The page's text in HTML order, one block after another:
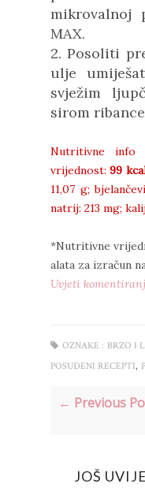
mikrovalnoj
MAX.
2. Posoliti
ulje
svježim
sirom
Nutritivne
vrijednost:99
11,07 g;
natrij: 213 mg;
*Nutritivne
alata za izračun
Uvjeti
OZNAKE : BRZO I
POSUĐENI RECEPTI,
← Previous
JOŠ